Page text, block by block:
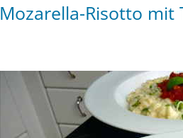
Mozarella-Risotto mit